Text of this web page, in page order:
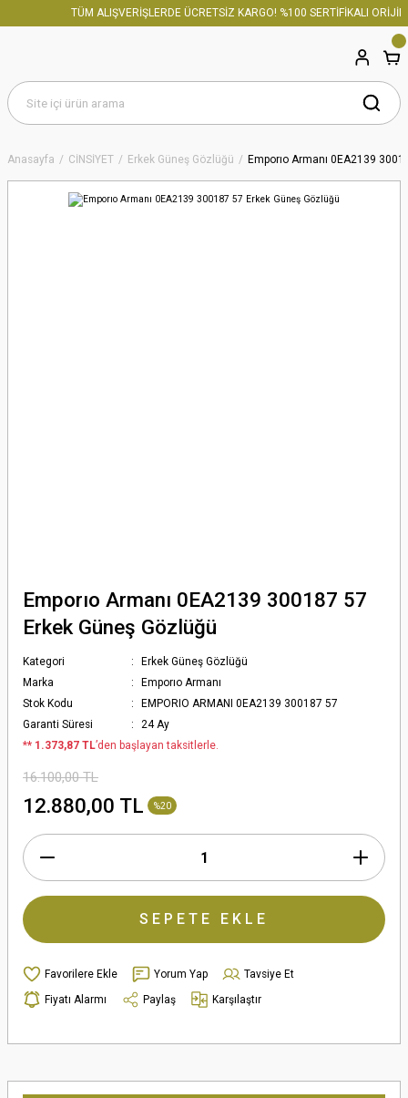
TÜM ALIŞVERİŞLERDE ÜCRETSİZ KARGO! %100 SERTİFİKALI
Anasayfa CİNSİYET Erkek Güneş Gözlüğü Emporıo Armanı 0EA2139
Emporıo Armanı 0EA2139 300187 57
Erkek Güneş Gözlüğü
Kategori
Erkek Güneş Gözlüğü
Marka
Emporıo Armanı
Stok Kodu
EMPORIO ARMANI 0EA2139 300187 57
Garanti Süresi
24 Ay
** 1.373,87 TL’den başlayan taksitlerle.
16.100,00 TL
12.880,00 TL %20
SEPETE EKLE
Yorum Yap
Tavsiye Et
Fiyatı Alarmı
Paylaş Karşılaştır